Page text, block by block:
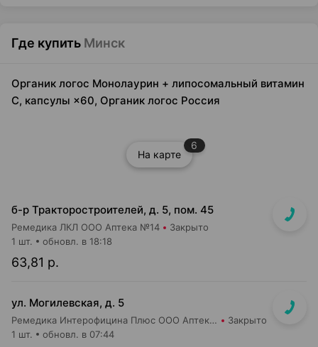
Где купить Минск
Органик логос Монолаурин + липосомальный витамин
C, капсулы ×60, Органик логос Россия
На карте
6
б-р Тракторостроителей, д. 5, пом. 45
Ремедика ЛКЛ ООО Аптека №14 Закрыто
63,81 р.
1 шт. обновл. в 18:18
ул. Могилевская, д. 5
Ремедика Интерофицина Плюс ООО Аптека №4 Закрыто
1 шт. обновл. в 07:44